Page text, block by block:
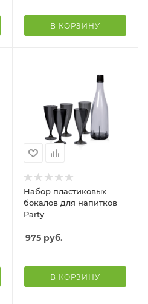
В КОРЗИНУ
Набор пластиковых
бокалов для напитков
Party
975 руб.
В КОРЗИНУ